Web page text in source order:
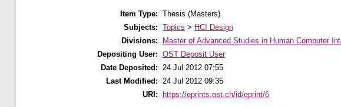
Item Type: Thesis (Masters)
Subjects: Topics > HCI Design
Divisions:
Master of Advanced Studies in Human Computer
Depositing User: OST Deposit User
Date Deposited: 24 Jul 2012 07:55
Last Modified: 24 Jul 2012 09:35
URI:
https://eprints.ost.ch/id/eprint/6